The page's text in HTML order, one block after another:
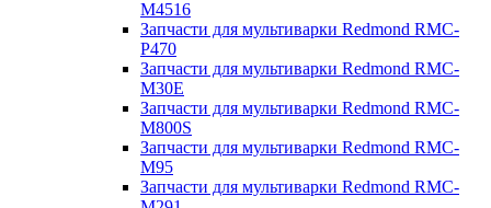
M4516
Запчасти для мультиварки Redmond RMC-
P470
Запчасти для мультиварки Redmond RMC-
M30E
Запчасти для мультиварки Redmond RMC-
M800S
Запчасти для мультиварки Redmond RMC-
M95
Запчасти для мультиварки Redmond RMC-